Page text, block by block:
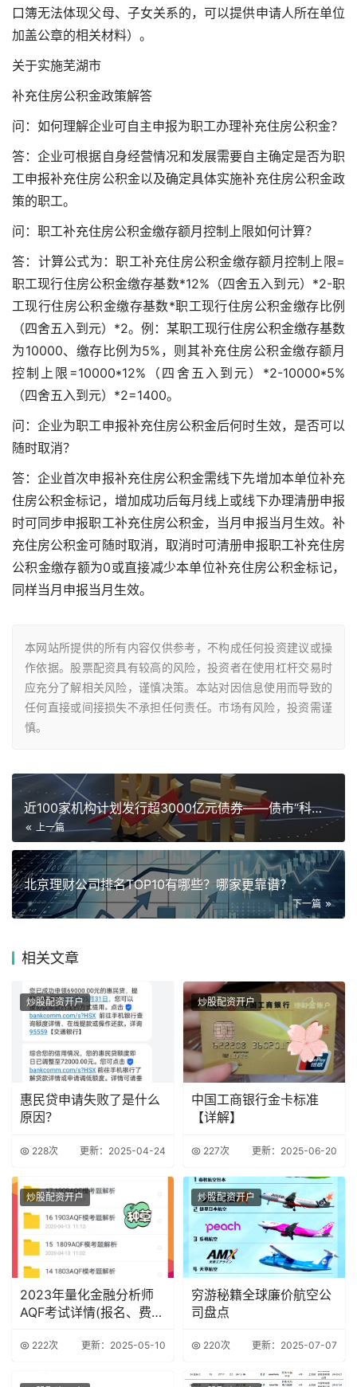
口簿无法体现父母、子女关系的，可以提供申请人所在单位
加盖公章的相关材料）。
关于实施芜湖市
补充住房公积金政策解答
问：如何理解企业可自主申报为职工办理补充住房公积金？
答：企业可根据自身经营情况和发展需要自主确定是否为职
工申报补充住房公积金以及确定具体实施补充住房公积金政
策的职工。
问：职工补充住房公积金缴存额月控制上限如何计算？
答：计算公式为：职工补充住房公积金缴存额月控制上限=
职工现行住房公积金缴存基数*12%（四舍五入到元）*2-职
工现行住房公积金缴存基数*职工现行住房公积金缴存比例
（四舍五入到元）*2。例：某职工现行住房公积金缴存基数
为10000、缴存比例为5%，则其补充住房公积金缴存额月
控制上限=10000*12%（四舍五入到元）*2-10000*5%
（四舍五入到元）*2=1400。
问：企业为职工申报补充住房公积金后何时生效，是否可以
随时取消？
答：企业首次申报补充住房公积金需线下先增加本单位补充
住房公积金标记，增加成功后每月线上或线下办理清册申报
时可同步申报职工补充住房公积金，当月申报当月生效。补
充住房公积金可随时取消，取消时可清册申报职工补充住房
公积金缴存额为0或直接减少本单位补充住房公积金标记，
同样当月申报当月生效。
本网站所提供的所有内容仅供参考，不构成任何投资建议或操
作依据。股票配资具有较高的风险，投资者在使用杠杆交易时
应充分了解相关风险，谨慎决策。本站对因信息使用而导致的
任何直接或间接损失不承担任何责任。市场有风险，投资需谨
慎。
近100家机构计划发行超3000亿元债券——债市“科技板”助
上一篇
北京理财公司排名TOP10有哪些？哪家更靠谱？
下一篇
相关文章
炒股配资开户
惠民贷申请失败了是什么
原因？
228次 更新：2025-04-24
炒股配资开户
中国工商银行金卡标准
【详解】
227次 更新：2025-06-20
炒股配资开户
2023年量化金融分析师
AQF考试详情(报名、费
222次 更新：2025-05-10
炒股配资开户
穷游秘籍全球廉价航空公
司盘点
220次 更新：2025-07-07